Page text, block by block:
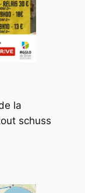
la
schuss